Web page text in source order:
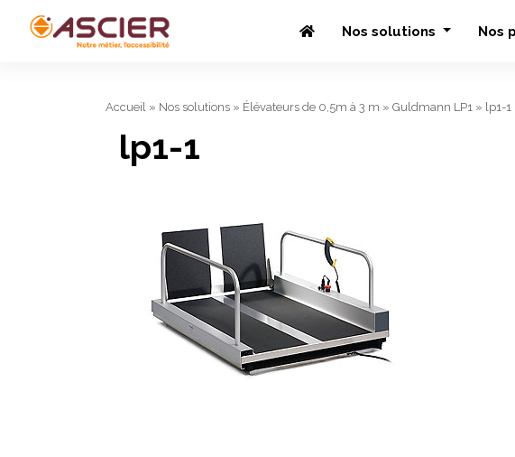
Nos solutions Nos
Accueil » Nos solutions » Élévateurs de 0,5m à 3 m » Guldmann LP1 » lp1-1
lp1-1